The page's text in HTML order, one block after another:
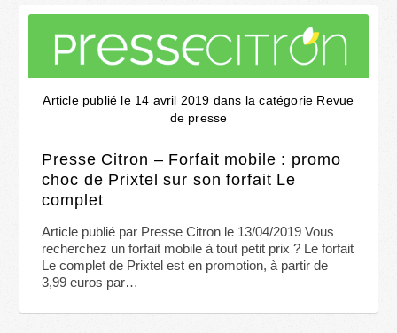
Article publié le 14 avril 2019 dans la catégorie Revue
de presse
Presse Citron – Forfait mobile : promo
choc de Prixtel sur son forfait Le
complet
Article publié par Presse Citron le 13/04/2019 Vous
recherchez un forfait mobile à tout petit prix ? Le forfait
Le complet de Prixtel est en promotion, à partir de
3,99 euros par…